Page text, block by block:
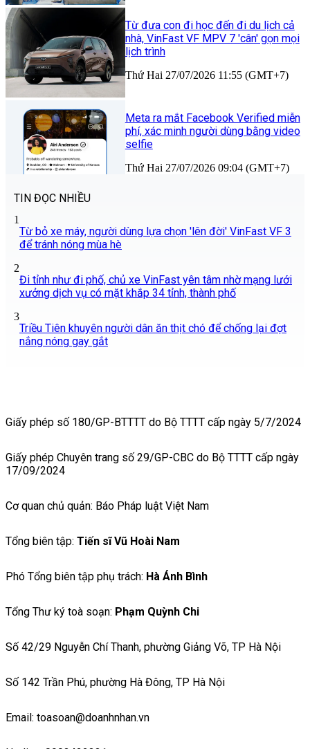
Từ đưa con đi học đến đi du lịch cả
nhà, VinFast VF MPV 7 'cân' gọn mọi
lịch trình
Thứ Hai 27/07/2026 11:55 (GMT+7)
Meta ra mắt Facebook Verified miễn
phí, xác minh người dùng bằng video
selfie
Thứ Hai 27/07/2026 09:04 (GMT+7)
TIN ĐỌC NHIỀU
1
Từ bỏ xe máy, người dùng lựa chọn 'lên đời' VinFast VF 3
để tránh nóng mùa hè
2
Đi tỉnh như đi phố, chủ xe VinFast yên tâm nhờ mạng lưới
xưởng dịch vụ có mặt khắp 34 tỉnh, thành phố
3
Triều Tiên khuyên người dân ăn thịt chó để chống lại đợt
nắng nóng gay gắt
Giấy phép số 180/GP-BTTTT do Bộ TTTT cấp ngày 5/7/2024
Giấy phép Chuyên trang số 29/GP-CBC do Bộ TTTT cấp ngày
17/09/2024
Cơ quan chủ quản: Báo Pháp luật Việt Nam
Tổng biên tập: Tiến sĩ Vũ Hoài Nam
Phó Tổng biên tập phụ trách: Hà Ánh Bình
Tổng Thư ký toà soạn: Phạm Quỳnh Chi
Số 42/29 Nguyễn Chí Thanh, phường Giảng Võ, TP Hà Nội
Số 142 Trần Phú, phường Hà Đông, TP Hà Nội
Email: toasoan@doanhnhan.vn